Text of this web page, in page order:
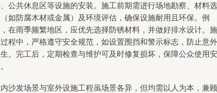
公共休息区等设施的安装。施工前期需进行场地勘察、材料选
如防腐木材或金属）及环境评估，确保设施耐用且环保。例
在雨季频繁地区，应优先选择防锈材料，并做好排水设计。施
程中，严格遵守安全规范，如设置围挡和警示标志，防止意外
。完工后，定期检查与维护可及时修复损坏，保障公众使用安
沙发场景与室外设施工程虽场景各异，但均需以人为本，兼顾